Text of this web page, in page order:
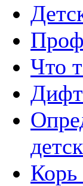
Что
Корь